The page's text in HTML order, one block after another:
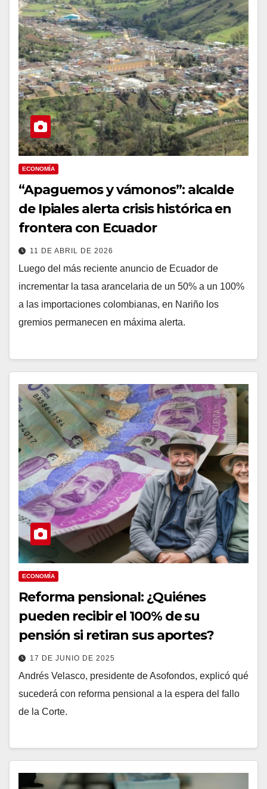
ECONOMÍA
“Apaguemos y vámonos”: alcalde
de Ipiales alerta crisis histórica en
frontera con Ecuador
11 DE ABRIL DE 2026
Luego del más reciente anuncio de Ecuador de
incrementar la tasa arancelaria de un 50% a un 100%
a las importaciones colombianas, en Nariño los
gremios permanecen en máxima alerta.
ECONOMÍA
Reforma pensional: ¿Quiénes
pueden recibir el 100% de su
pensión si retiran sus aportes?
17 DE JUNIO DE 2025
Andrés Velasco, presidente de Asofondos, explicó qué
sucederá con reforma pensional a la espera del fallo
de la Corte.